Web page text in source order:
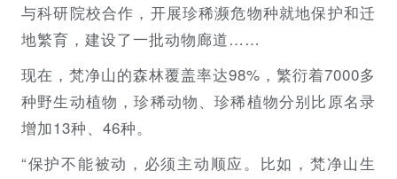
与科研院校合作，开展珍稀濒危物种就地保护和迁
地繁育，建设了一批动物廊道……
现在，梵净山的森林覆盖率达98%，繁衍着7000多
种野生动植物，珍稀动物、珍稀植物分别比原名录
增加13种、46种。
“保护不能被动，必须主动顺应。比如，梵净山生